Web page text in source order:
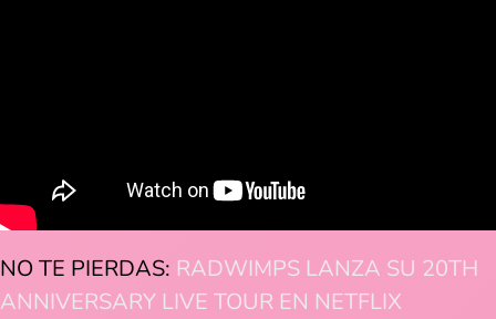
NO TE PIERDAS: RADWIMPS LANZA SU 20TH
ANNIVERSARY LIVE TOUR EN NETFLIX